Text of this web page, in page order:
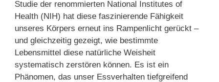
Studie der renommierten National Institutes of
Health (NIH) hat diese faszinierende Fähigkeit
unseres Körpers erneut ins Rampenlicht gerückt –
und gleichzeitig gezeigt, wie bestimmte
Lebensmittel diese natürliche Weisheit
systematisch zerstören können. Es ist ein
Phänomen, das unser Essverhalten tiefgreifend